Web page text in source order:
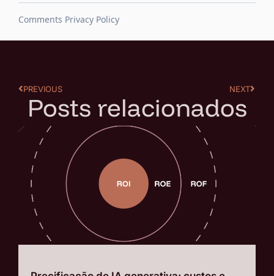
PREVIOUS NEXT
Posts relacionados